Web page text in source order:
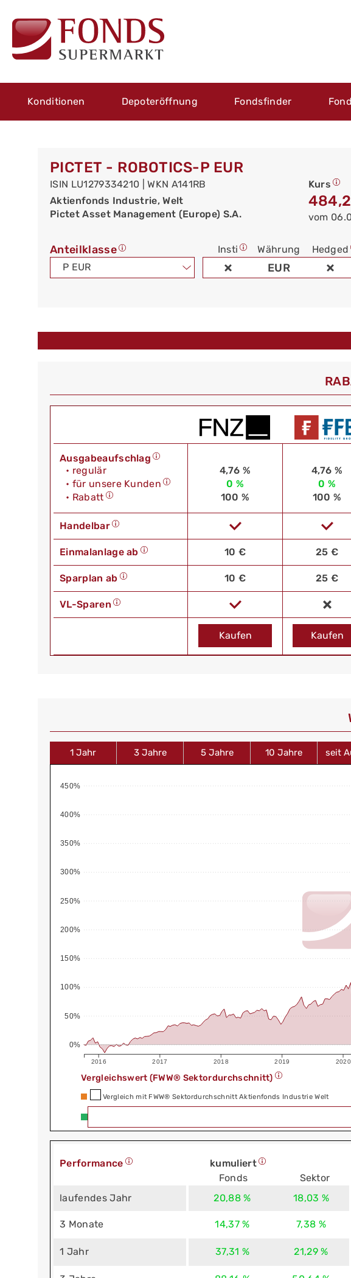
Konditionen Depoteröffnung Fondsfinder
PICTET - ROBOTICS-P EUR
ISIN LU1279334210 | WKN A141RB
Aktienfonds Industrie, Welt
Pictet Asset Management (Europe) S.A.
Kurs
vom
Anteilklasse Insti Währung Hedged
P EUR
EUR
Ausgabeaufschlag
• regulär
4,76 % 4,76 %
• für unsere Kunden
0 % 0 %
• Rabatt
100 % 100 %
Handelbar
Einmalanlage ab 10 € 25 €
Sparplan ab 10 € 25 €
VL-Sparen
Kaufen Kaufen
1 Jahr 3 Jahre 5 Jahre 10 Jahre seit
2016 2017 2018 2019 2020
0%
50%
100%
150%
200%
250%
300%
350%
400%
450%
Vergleichswert (FWW® Sektordurchschnitt)
Vergleich mit FWW® Sektordurchschnitt Aktienfonds Industrie Welt
Performance
kumuliert
Fonds
Sektor
laufendes Jahr 20,88 % 18,03 %
3 Monate 14,37 % 7,38 %
1 Jahr 37,31 % 21,29 %